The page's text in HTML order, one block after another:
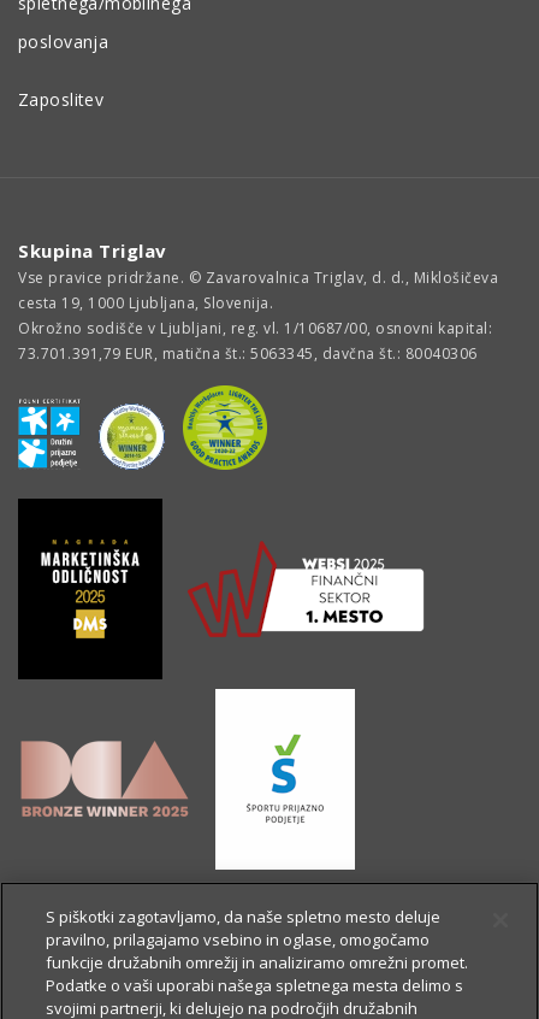
poslovanja
Zaposlitev
Skupina Triglav
Vse pravice pridržane. © Zavarovalnica Triglav, d. d., Miklošičeva
cesta 19, 1000 Ljubljana, Slovenija.
Okrožno sodišče v Ljubljani, reg. vl. 1/10687/00, osnovni kapital:
73.701.391,79 EUR, matična št.: 5063345, davčna št.: 80040306
S piškotki zagotavljamo, da naše spletno mesto deluje
pravilno, prilagajamo vsebino in oglase, omogočamo
funkcije družabnih omrežij in analiziramo omrežni promet.
Podatke o vaši uporabi našega spletnega mesta delimo s
svojimi partnerji, ki delujejo na področjih družabnih